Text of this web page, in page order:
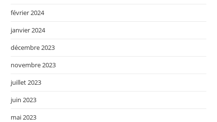
février 2024
janvier 2024
décembre 2023
novembre 2023
juillet 2023
juin 2023
mai 2023